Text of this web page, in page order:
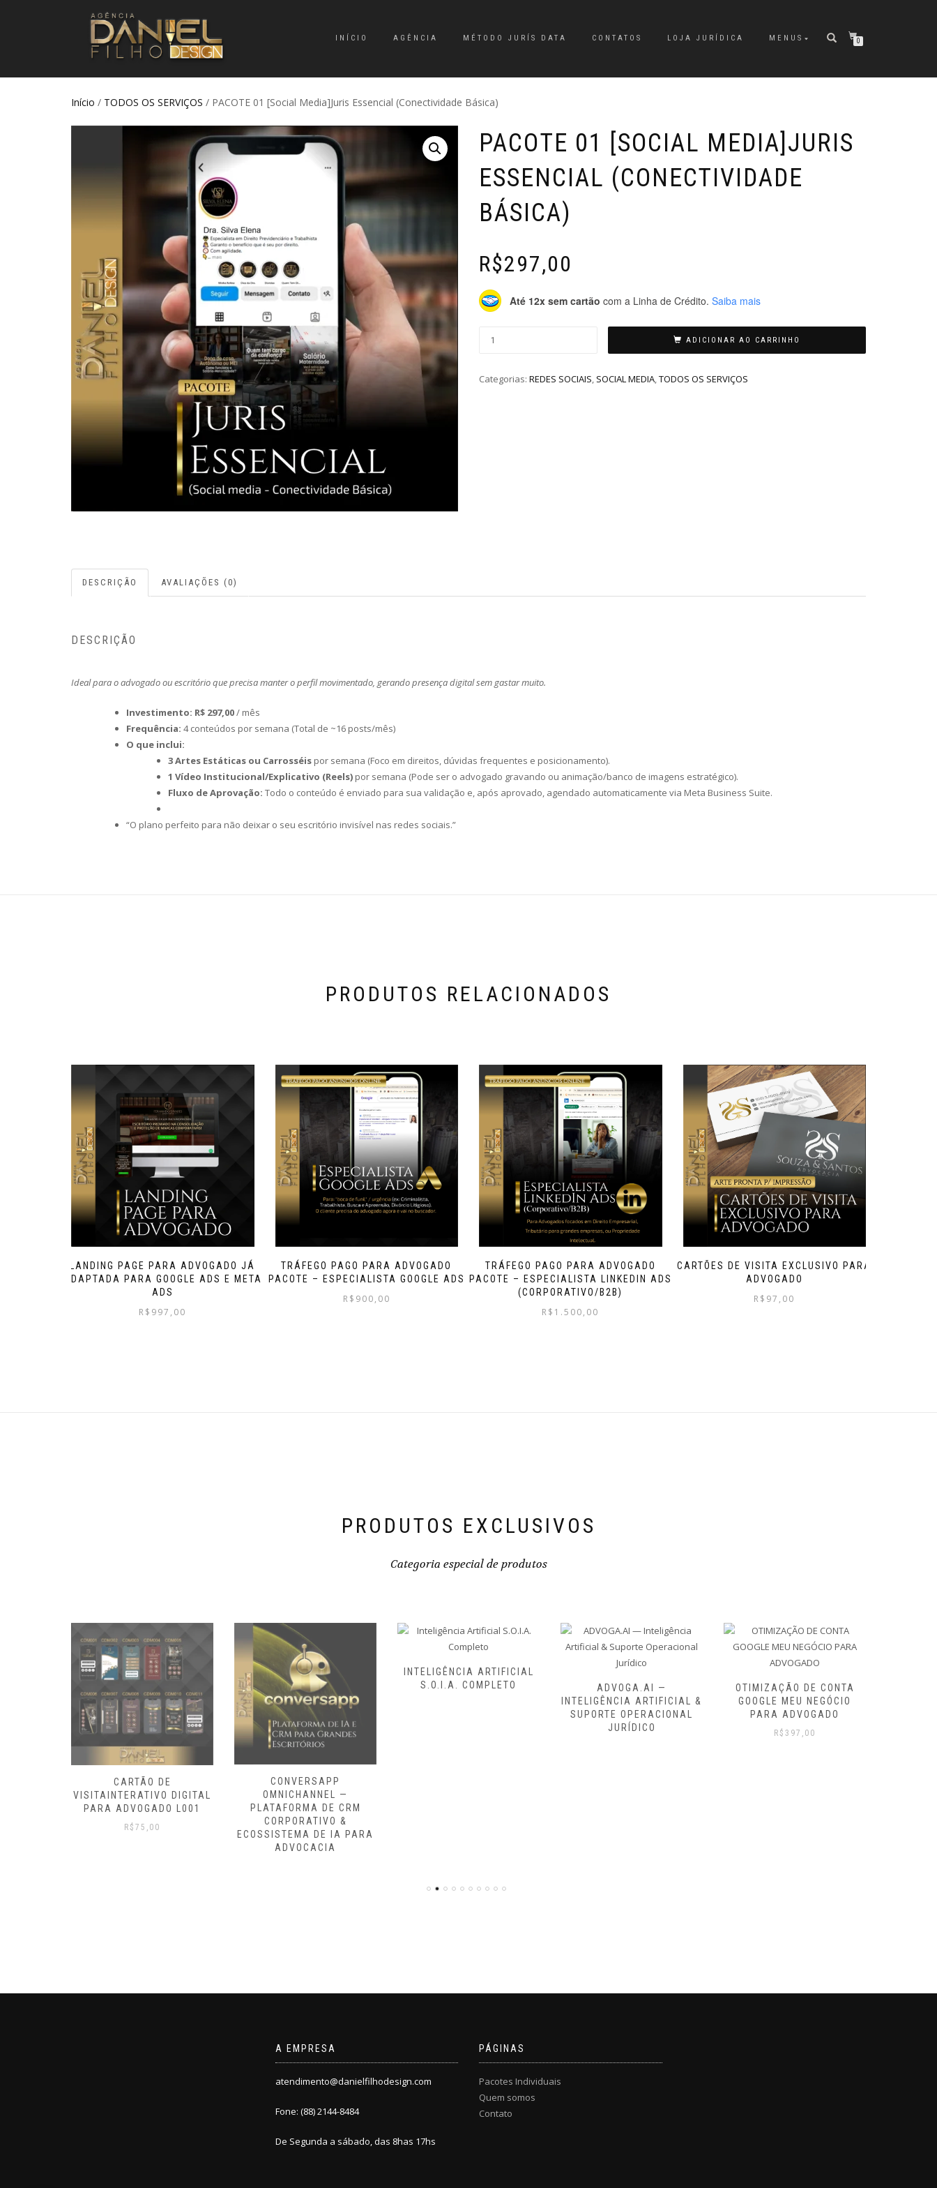
INÍCIO AGÊNCIA MÉTODO JURÍS DATA CONTATOS LOJA JURÍDICA MENUS 0
Início / TODOS OS SERVIÇOS / PACOTE 01 [Social Media]Juris Essencial (Conectividade Básica)
PACOTE 01 [SOCIAL MEDIA]JURIS
ESSENCIAL (CONECTIVIDADE
BÁSICA)
R$297,00
Até 12x sem cartão com a Linha de Crédito. Saiba mais
ADICIONAR AO CARRINHO
Categorias: REDES SOCIAIS, SOCIAL MEDIA,TODOS OS SERVIÇOS
DESCRIÇÃO AVALIAÇÕES (0)
DESCRIÇÃO
Ideal para o advogado ou escritório que precisa manter o perfil movimentado, gerando presença digital sem gastar muito.
Investimento: R$ 297,00/ mês
Frequência: 4 conteúdos por semana (Total de ~16 posts/mês)
O que inclui:
3 Artes Estáticas ou Carrosséispor semana (Foco em direitos, dúvidas frequentes e posicionamento).
1 Vídeo Institucional/Explicativo (Reels)por semana (Pode ser o advogado gravando ou animação/banco de imagens estratégico).
Fluxo de Aprovação: Todo o conteúdo é enviado para sua validação e, após aprovado, agendado automaticamente via Meta Business Suite.
“O plano perfeito para não deixar o seu escritório invisível nas redes sociais.”
PRODUTOS RELACIONADOS
LANDING PAGE PARA ADVOGADO JÁ
ADAPTADA PARA GOOGLE ADS E META
ADS
R$ 997,00
TRÁFEGO PAGO PARA ADVOGADO
PACOTE – ESPECIALISTA GOOGLE ADS
R$ 900,00
TRÁFEGO PAGO PARA ADVOGADO
PACOTE – ESPECIALISTA LINKEDIN ADS
(CORPORATIVO/B2B)
R$ 1.500,00
CARTÕES DE VISITA EXCLUSIVO PARA
ADVOGADO
R$ 97,00
PRODUTOS EXCLUSIVOS
Categoria especial de produtos
CARTÃO DE
VISITAINTERATIVO DIGITAL
PARA ADVOGADO L001
R$ 75,00
CONVERSAPP
OMNICHANNEL —
PLATAFORMA DE CRM
CORPORATIVO &
ECOSSISTEMA DE IA PARA
ADVOCACIA
INTELIGÊNCIA ARTIFICIAL
S.O.I.A. COMPLETO
ADVOGA.AI —
INTELIGÊNCIA ARTIFICIAL &
SUPORTE OPERACIONAL
JURÍDICO
OTIMIZAÇÃO DE CONTA
GOOGLE MEU NEGÓCIO
PARA ADVOGADO
R$ 397,00
A EMPRESA
atendimento@danielfilhodesign.com
Fone: (88) 2144-8484
De Segunda a sábado, das 8has 17hs
PÁGINAS
Pacotes Individuais
Quem somos
Contato